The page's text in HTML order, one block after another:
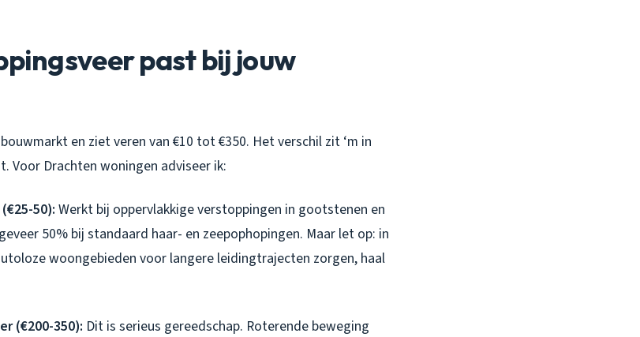
past bij jouw
en ziet veren van €10 tot €350. Het verschil zit ‘m in
Voor Drachten woningen adviseer ik:
50): Werkt bij oppervlakkige verstoppingen in gootstenen en
50% bij standaard haar- en zeepophopingen. Maar let op: in
woongebieden voor langere leidingtrajecten zorgen, haal
(€200-350): Dit is serieus gereedschap. Roterende beweging